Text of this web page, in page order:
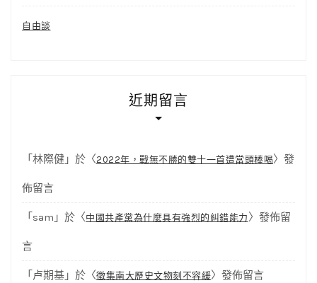
自由談
近期留言
「 林際健 」於〈2022年，戰無不勝的雙十一首遭當頭棒喝〉發
佈留言
「 sam 」於〈中國共產黨為什麼具有強烈的糾錯能力 〉發佈留
言
「 卢期基 」於〈徵集南大歷史文物刻不容緩〉發佈留言